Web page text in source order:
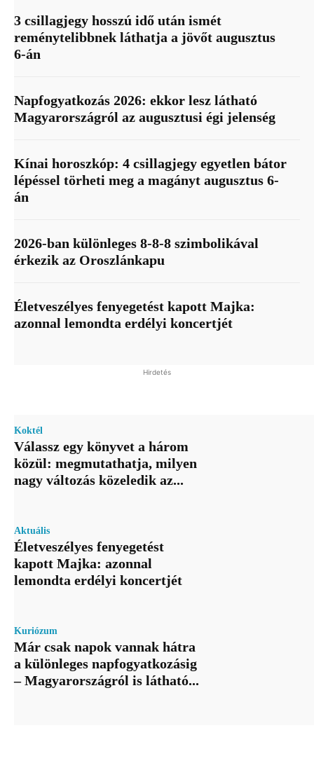
3 csillagjegy hosszú idő után ismét
reménytelibbnek láthatja a jövőt augusztus
6-án
Napfogyatkozás 2026: ekkor lesz látható
Magyarországról az augusztusi égi jelenség
Kínai horoszkóp: 4 csillagjegy egyetlen bátor
lépéssel törheti meg a magányt augusztus 6-
án
2026-ban különleges 8-8-8 szimbolikával
érkezik az Oroszlánkapu
Életveszélyes fenyegetést kapott Majka:
azonnal lemondta erdélyi koncertjét
Hirdetés
Koktél
Válassz egy könyvet a három
közül: megmutathatja, milyen
nagy változás közeledik az...
Aktuális
Életveszélyes fenyegetést
kapott Majka: azonnal
lemondta erdélyi koncertjét
Kuriózum
Már csak napok vannak hátra
a különleges napfogyatkozásig
– Magyarországról is látható...